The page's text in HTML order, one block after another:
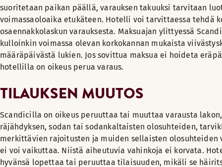
suoritetaan paikan päällä, varauksen takuuksi tarvitaan
voimassaoloaika etukäteen. Hotelli voi tarvittaessa tehdä
osaennakkolaskun varauksesta. Maksuajan ylittyessä
kulloinkin voimassa olevan korkokannan mukaista
määräpäivästä lukien. Jos sovittua maksua ei hoideta
hotellilla on oikeus perua varaus.
TILAUKSEN MUUTOS
Scandicilla on oikeus peruuttaa tai muuttaa varausta
räjähdyksen, sodan tai sodankaltaisten olosuhteiden,
merkittävien rajoitusten ja muiden sellaisten olosuhteiden
ei voi vaikuttaa. Niistä aiheutuvia vahinkoja ei korvata.
hyvänsä lopettaa tai peruuttaa tilaisuuden, mikäli se